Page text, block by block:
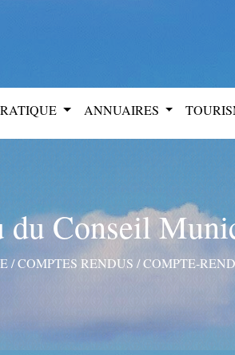
ANNUAIRES
du Conseil
/COMPTES RENDUS /COMPTE-